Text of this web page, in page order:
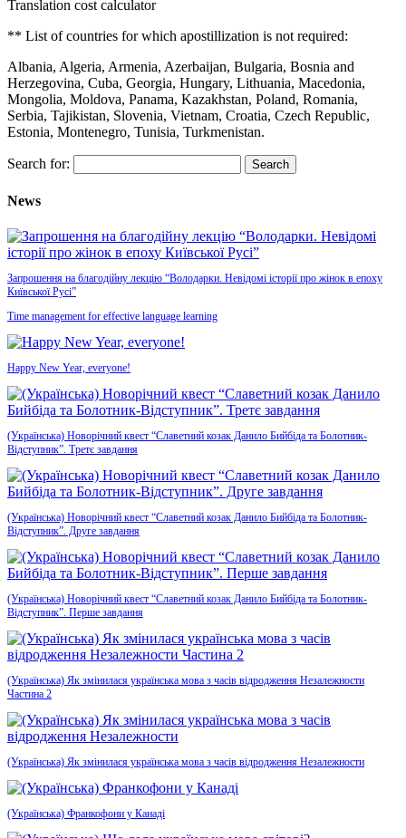
Translation cost calculator
** List of countries for which apostillization is not required:
Albania, Algeria, Armenia, Azerbaijan, Bulgaria, Bosnia and
Herzegovina, Cuba, Georgia, Hungary, Lithuania, Macedonia,
Mongolia, Moldova, Panama, Kazakhstan, Poland, Romania,
Serbia, Tajikistan, Slovenia, Vietnam, Croatia, Czech Republic,
Estonia, Montenegro, Tunisia, Turkmenistan.
Search for:
News
Запрошення на благодійну лекцію “Володарки. Невідомі історії про жінок в епоху
Київської Русі”
Time management for effective language learning
Happy New Year, everyone!
(Українська) Новорічний квест “Славетний козак Данило Бийбіда та Болотник-
Відступник”. Третє завдання
(Українська) Новорічний квест “Славетний козак Данило Бийбіда та Болотник-
Відступник”. Друге завдання
(Українська) Новорічний квест “Славетний козак Данило Бийбіда та Болотник-
Відступник”. Перше завдання
(Українська) Як змінилася українська мова з часів відродження Незалежности
Частина 2
(Українська) Як змінилася українська мова з часів відродження Незалежности
(Українська) Франкофони у Канаді